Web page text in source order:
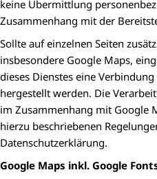
keine Übermittlung
Zusammenhang mit der
Sollte auf einzelnen Seiten
insbesondere Google Maps,
dieses Dienstes eine
hergestellt werden. Die
im Zusammenhang mit Google
hierzu beschriebenen
Datenschutzerklärung.
Google Maps inkl. Google